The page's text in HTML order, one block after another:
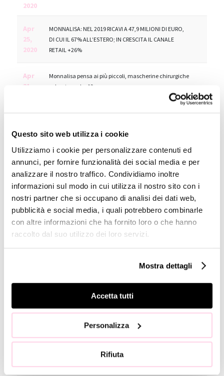
Questo sito web utilizza i cookie
Utilizziamo i cookie per personalizzare contenuti ed
annunci, per fornire funzionalità dei social media e per
analizzare il nostro traffico. Condividiamo inoltre
informazioni sul modo in cui utilizza il nostro sito con i
nostri partner che si occupano di analisi dei dati web,
pubblicità e social media, i quali potrebbero combinarle
con altre informazioni che ha fornito loro o che hanno
raccolto dal suo utilizzo dei loro servizi.
Mostra dettagli
Accetta tutti
Personalizza
Rifiuta
2020
Apr
25,
2020
MONNALISA: NEL 2019 RICAVI A 47,9 MILIONI DI EURO,
DI CUI IL 67% ALL’ESTERO; IN CRESCITA IL CANALE
RETAIL +26%
Apr
21,
Monnalisa pensa ai più piccoli, mascherine chirurgiche
colorate under 12
27,
Mar
24,
2020
MONNALISA: disposizioni attuative del DPCM del 22
Marzo 2020 e riapertura negozi in Cina
Mar
Monnalisa: Aggiornamento sull’andamento del Gruppo
Nuova concession a Galeries Lafayette
Gen
Monnalisa Calendario Finanziario 2020